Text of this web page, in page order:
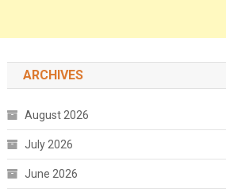
ARCHIVES
August 2026
July 2026
June 2026